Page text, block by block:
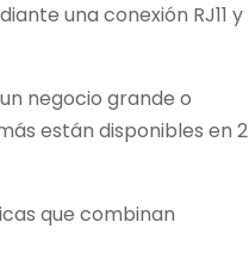
una conexión RJ11 y
negocio grande o
están disponibles en 2
que combinan